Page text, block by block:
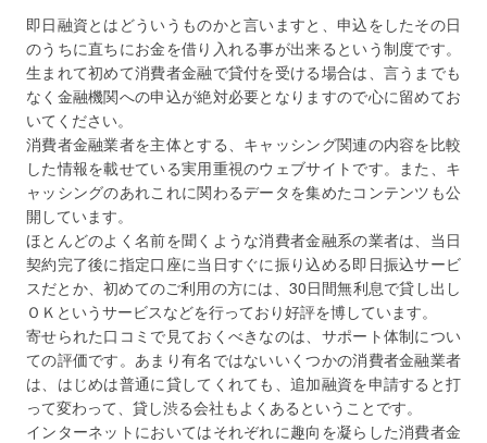
即日融資とはどういうものかと言いますと、申込をしたその日
のうちに直ちにお金を借り入れる事が出来るという制度です。
生まれて初めて消費者金融で貸付を受ける場合は、言うまでも
なく金融機関への申込が絶対必要となりますので心に留めてお
いてください。
消費者金融業者を主体とする、キャッシング関連の内容を比較
した情報を載せている実用重視のウェブサイトです。また、キ
ャッシングのあれこれに関わるデータを集めたコンテンツも公
開しています。
ほとんどのよく名前を聞くような消費者金融系の業者は、当日
契約完了後に指定口座に当日すぐに振り込める即日振込サービ
スだとか、初めてのご利用の方には、30日間無利息で貸し出し
ＯＫというサービスなどを行っており好評を博しています。
寄せられた口コミで見ておくべきなのは、サポート体制につい
ての評価です。あまり有名ではないいくつかの消費者金融業者
は、はじめは普通に貸してくれても、追加融資を申請すると打
って変わって、貸し渋る会社もよくあるということです。
インターネットにおいてはそれぞれに趣向を凝らした消費者金